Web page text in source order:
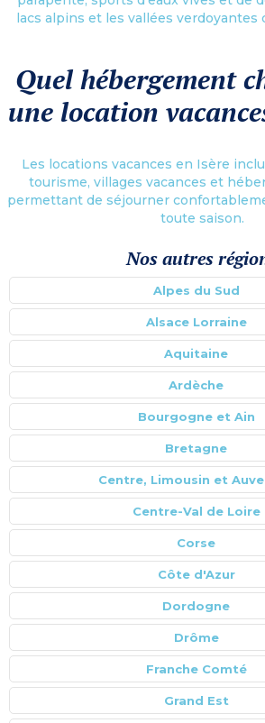
lacs alpins et les vallées verdoyantes
Quel hébergement
une location
Les locations vacances en Isère
tourisme, villages vacances et
permettant de séjourner
toute saison.
Nos autres
Alpes du Sud
Alsace Lorraine
Aquitaine
Ardèche
Bourgogne et Ain
Bretagne
Centre, Limousin et
Centre-Val de Loire
Corse
Côte d'Azur
Dordogne
Drôme
Franche Comté
Grand Est